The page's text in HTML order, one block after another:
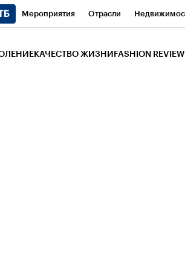
Мероприятия Отрасли
КАЧЕСТВО ЖИЗНИ FASHION REVIEW